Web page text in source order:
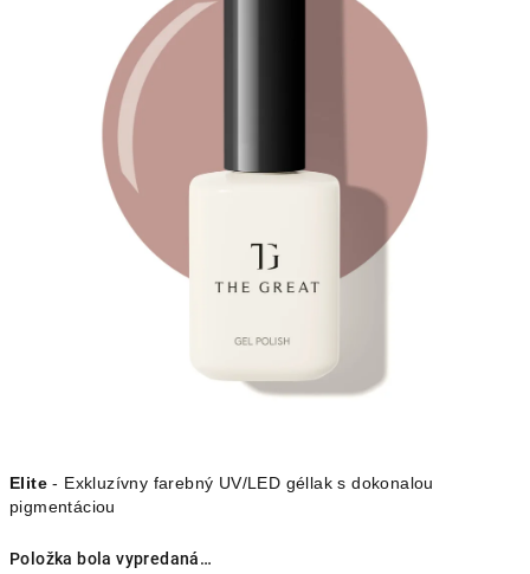
Elite- Exkluzívny farebný UV/LED géllak s dokonalou
pigmentáciou
Položka bola vypredaná…